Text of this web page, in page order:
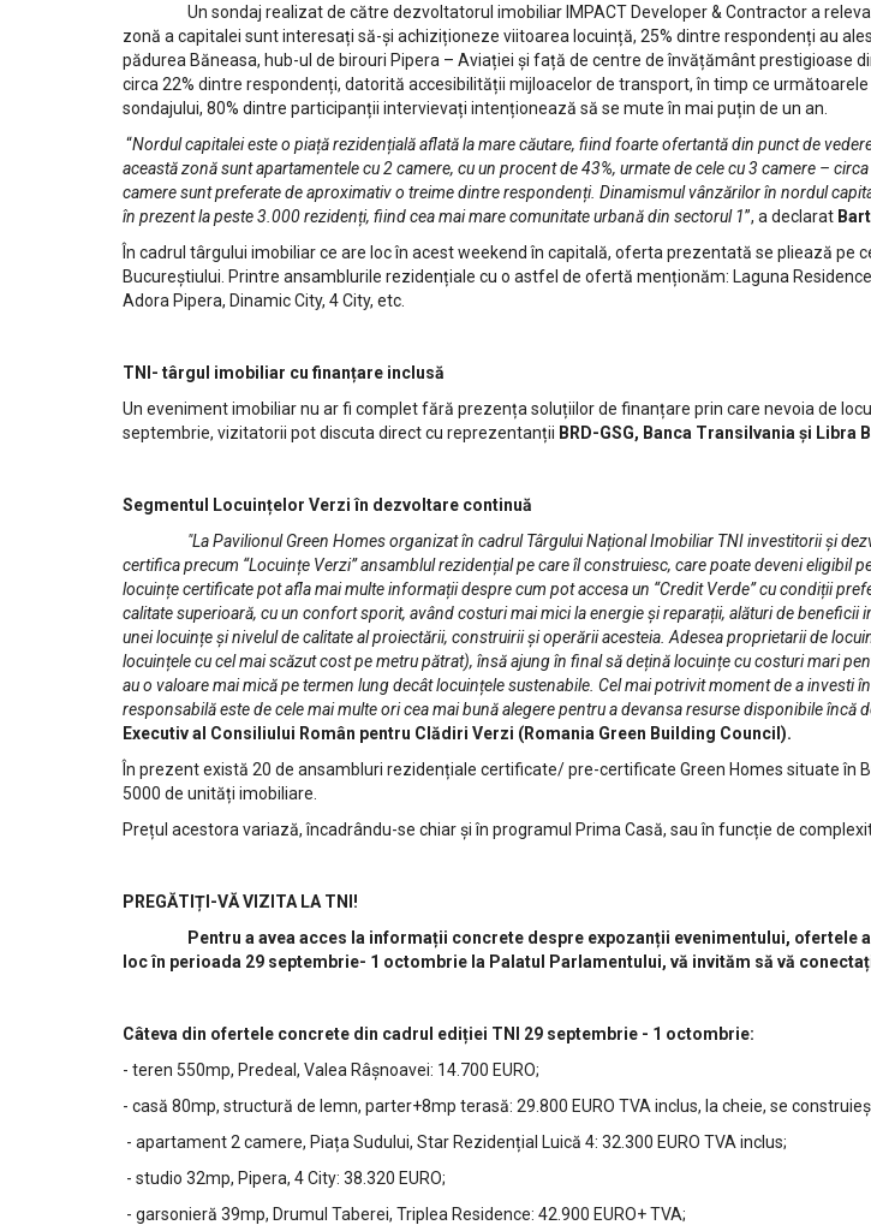
Un sondaj realizat de către dezvoltatorul imobiliar IMPACT Developer & Contractor a
zonă a capitalei sunt interesați să-și achiziționeze viitoarea locuință, 25% dintre respondenți au
pădurea Băneasa, hub-ul de birouri Pipera – Aviației și față de centre de învățământ prestigioase
circa 22% dintre respondenți, datorită accesibilității mijloacelor de transport, în timp ce
sondajului, 80% dintre participanții intervievați intenționează să se mute în mai puțin de un an.
“Nordul capitalei este o piață rezidențială aflată la mare căutare, fiind foarte ofertantă din punct de
această zonă sunt apartamentele cu 2 camere, cu un procent de 43%, urmate de cele cu 3 camere –
camere sunt preferate de aproximativ o treime dintre respondenți. Dinamismul vânzărilor în nordul
în prezent la peste 3.000 rezidenți, fiind cea mai mare comunitate urbană din sectorul 1”, a declarat
În cadrul târgului imobiliar ce are loc în acest weekend în capitală, oferta prezentată se pliează
Bucureștiului. Printre ansamblurile rezidențiale cu o astfel de ofertă menționăm: Laguna
Adora Pipera, Dinamic City, 4 City, etc.
TNI- târgul imobiliar cu finanțare inclusă
Un eveniment imobiliar nu ar fi complet fără prezența soluțiilor de finanțare prin care nevoia de
septembrie, vizitatorii pot discuta direct cu reprezentanții BRD-GSG, Banca Transilvania și Libra
Segmentul Locuințelor Verzi în dezvoltare continuă
"La Pavilionul Green Homes organizat în cadrul Târgului Național Imobiliar TNI investitorii și
certificaprecum “Locuințe Verzi”ansamblul rezidențial pe care îl construiesc, care poate deveni eligibil
locuințe certificate pot afla mai multe informații despre cum pot accesa un “Credit Verde” cu condiții
calitate superioară, cu un confort sporit, având costuri mai mici la energie și reparații, alături de
unei locuințe și nivelul de calitate al proiectării, construirii și operării acesteia. Adesea proprietarii de
locuințele cu cel mai scăzut cost pe metru pătrat), însă ajung în final să dețină locuințe cu costuri mari
au o valoare mai mică pe termen lung decât locuințele sustenabile. Cel mai potrivit moment de a investi
responsabilă este de cele mai multe ori cea mai bună alegere pentru a devansa resurse disponibile încă
Executiv al Consiliului Român pentru Clădiri Verzi (Romania Green Building Council).
În prezent există 20 de ansambluri rezidențiale certificate/ pre-certificate Green Homes situate în
5000 de unități imobiliare.
Prețul acestora variază, încadrându-se chiar și în programul Prima Casă, sau în funcție de
PREGĂTIȚI-VĂ VIZITA LA TNI!
Pentru a avea acces la informații concrete despre expozanții evenimentului, ofertele
loc în perioada 29 septembrie- 1 octombrie la Palatul Parlamentului, vă invităm să vă
Câteva din ofertele concrete din cadrul ediției TNI 29 septembrie - 1 octombrie:
- teren 550mp, Predeal, Valea Râșnoavei: 14.700 EURO;
- casă 80mp, structură de lemn, parter+8mp terasă: 29.800 EURO TVA inclus, la cheie, se
- apartament 2 camere, Piața Sudului, Star Rezidențial Luică 4: 32.300 EURO TVA inclus;
- studio 32mp, Pipera, 4 City: 38.320 EURO;
- garsonieră 39mp, Drumul Taberei, Triplea Residence: 42.900 EURO+ TVA;